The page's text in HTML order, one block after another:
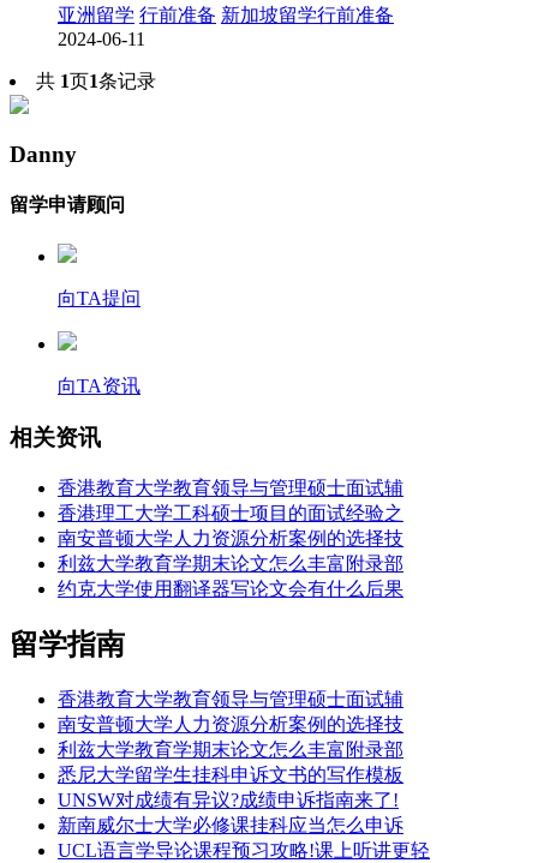
亚洲留学 行前准备 新加坡留学行前准备
2024-06-11
共 1页1条记录
Danny
留学申请顾问
向TA提问
向TA资讯
相关资讯
香港教育大学教育领导与管理硕士面试辅
香港理工大学工科硕士项目的面试经验之
南安普顿大学人力资源分析案例的选择技
利兹大学教育学期末论文怎么丰富附录部
约克大学使用翻译器写论文会有什么后果
留学指南
香港教育大学教育领导与管理硕士面试辅
南安普顿大学人力资源分析案例的选择技
利兹大学教育学期末论文怎么丰富附录部
悉尼大学留学生挂科申诉文书的写作模板
UNSW对成绩有异议?成绩申诉指南来了!
新南威尔士大学必修课挂科应当怎么申诉
UCL语言学导论课程预习攻略!课上听讲更轻